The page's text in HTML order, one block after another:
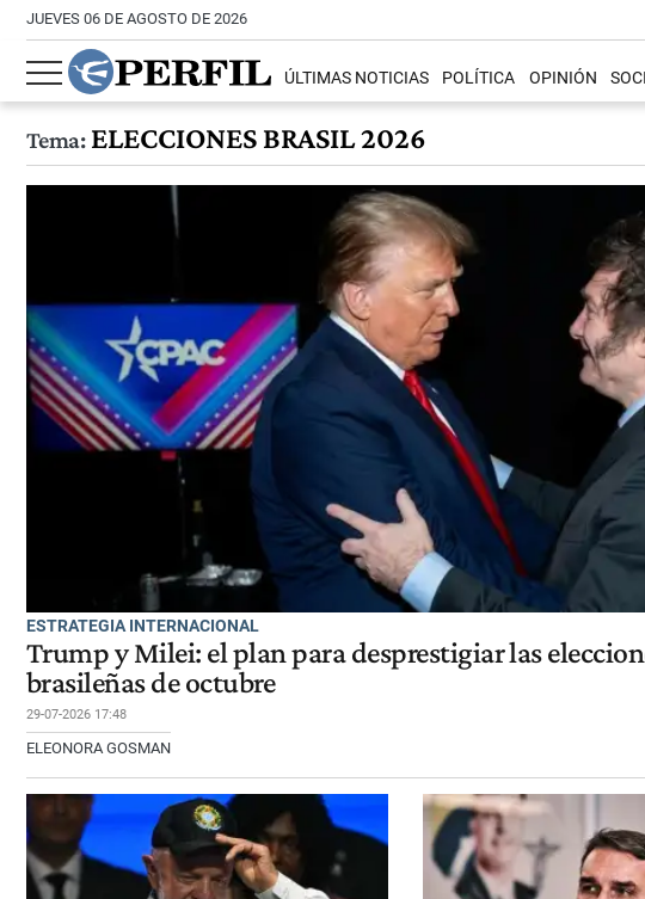
JUEVES 06 DE AGOSTO DE 2026
ÚLTIMAS NOTICIAS POLÍTICA OPINIÓN
Tema:ELECCIONES BRASIL 2026
ESTRATEGIA INTERNACIONAL
Trump y Milei: el plan para desprestigiar las
brasileñas de octubre
29-07-2026 17:48
ELEONORA GOSMAN